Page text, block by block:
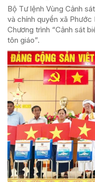
Bộ Tư lệnh Vùng Cảnh
và chính quyền xã Phước
Chương trình “Cảnh sát
tôn giáo”.